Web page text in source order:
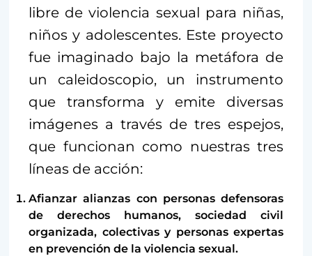
libre de violencia sexual para niñas,
niños y adolescentes. Este proyecto
fue imaginado bajo la metáfora de
un caleidoscopio, un instrumento
que transforma y emite diversas
imágenes a través de tres espejos,
que funcionan como nuestras tres
líneas de acción:
Afianzar alianzas con personas defensoras
de derechos humanos, sociedad civil
organizada, colectivas y personas expertas
en prevención de la violencia sexual.